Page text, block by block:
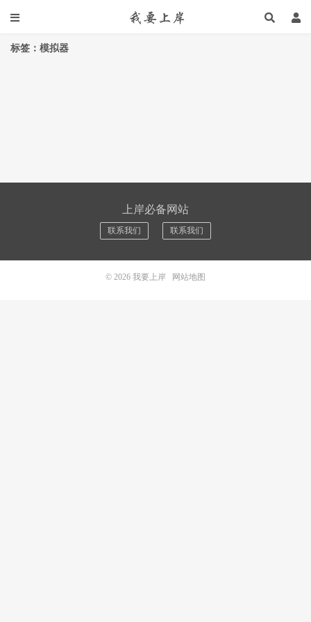
标签：模拟器
上岸必备网站
联系我们 联系我们
© 2026 我要上岸 网站地图